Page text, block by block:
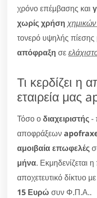
χρόνο επέμβασης και
χωρίς χρήση
τονερό υψηλής πίεσης
απόφραξη σε
Τι κερδίζει η
εταιρεία μας
Τόσο οδιαχειριστής-
αποφράξεων
αμοιβαία επωφελές
μήνα. Εκμηδενίζεται
αποχετευτικό δίκτυο
15 Ευρώ συν Φ.Π.Α..